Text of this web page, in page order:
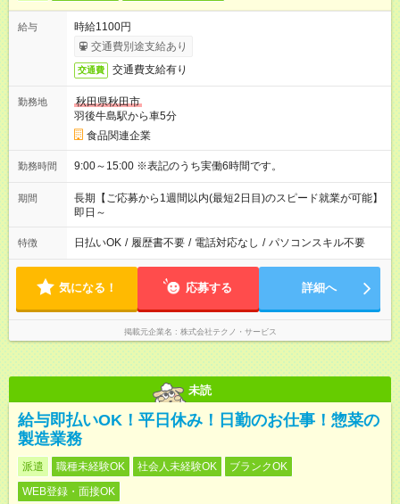
給与
時給1100円
交通費別途支給あり
交通費 交通費支給有り
勤務地
秋田県秋田市
羽後牛島駅から車5分
食品関連企業
勤務時間 9:00～15:00 ※表記のうち実働6時間です。
期間
長期【ご応募から1週間以内(最短2日目)のスピード就業が可能】
即日～
特徴 日払いOK / 履歴書不要 / 電話対応なし / パソコンスキル不要
気になる！ 応募する 詳細へ
掲載元企業名 株式会社テクノ・サービス
未読
給与即払いOK！平日休み！日勤のお仕事！惣菜の
製造業務
派遣 職種未経験OK 社会人未経験OK
ブランクOK
WEB登録・面接OK